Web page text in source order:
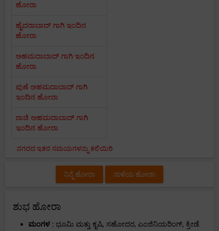
ಹೋರಾ
ಹೈದರಾಬಾದ್ ಗಾಗಿ ಇಂದಿನ
ಹೋರಾ
ಅಹಮದಾಬಾದ್ ಗಾಗಿ ಇಂದಿನ
ಹೋರಾ
ಪುಣೆ ಅಹಮದಾಬಾದ್ ಗಾಗಿ
ಇಂದಿನ ಹೋರಾ
ರಾಚಿ ಅಹಮದಾಬಾದ್ ಗಾಗಿ
ಇಂದಿನ ಹೋರಾ
ನಗರದ ಇತರ ಸಮಯಗಳನ್ನು ಕಲಿಯಿರಿ
ನಿನ್ನೆ ಹೋರಾ ನಾಳೆಯ ಹೋರಾ
ಶುಭ ಹೋರಾ
ಮಂಗಳ : ಭೂಮಿ ಮತ್ತು ಕೃಷಿ, ಸಹೋದರ, ಎಂಜಿನಿಯರಿಂಗ್, ಕ್ರೀಡೆ.